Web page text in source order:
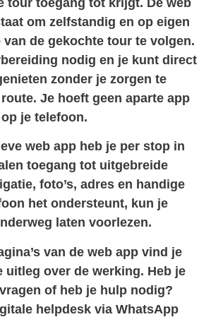
tour toegang tot krijgt. De web
om zelfstandig en op eigen
de gekochte tour te volgen.
nodig en je kunt direct
zonder je zorgen te
Je hoeft geen aparte app
je telefoon.
web app heb je per stop in
toegang tot uitgebreide
foto’s, adres en handige
het ondersteunt, kun je
laten voorlezen.
van de web app vind je
uitleg over de werking. Heb je
of heb je hulp nodig?
helpdesk via WhatsApp